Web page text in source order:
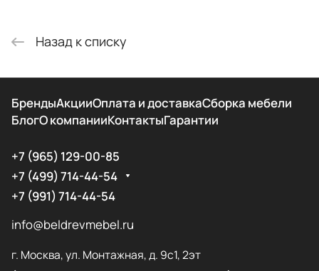
Назад к списку
БрендыАкцииОплата и доставкаСборка мебели
БлогО компанииКонтактыГарантии
+7 (965) 129-00-85
+7 (499) 714-44-54
+7 (991) 714-44-54
info@beldrevmebel.ru
г. Москва, ул. Монтажная, д. 9с1, 2эт